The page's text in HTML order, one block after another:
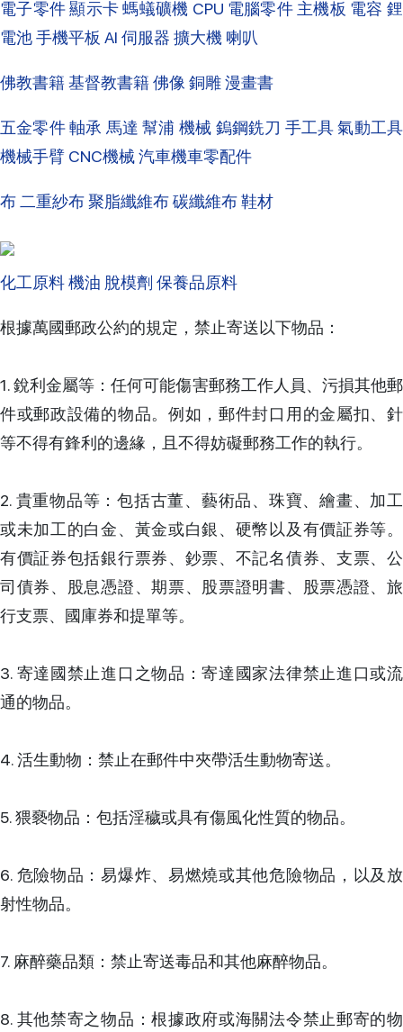
電子零件 顯示卡 螞蟻礦機 CPU 電腦零件 主機板 電容 鋰
電池 手機平板 AI 伺服器 擴大機 喇叭
佛教書籍 基督教書籍 佛像 銅雕 漫畫書
五金零件 軸承 馬達 幫浦 機械 鎢鋼銑刀 手工具 氣動工具
機械手臂 CNC機械 汽車機車零配件
布 二重紗布 聚脂纖維布 碳纖維布 鞋材
化工原料 機油 脫模劑 保養品原料
根據萬國郵政公約的規定，禁止寄送以下物品：
1. 銳利金屬等：任何可能傷害郵務工作人員、污損其他郵
件或郵政設備的物品。例如，郵件封口用的金屬扣、針
等不得有鋒利的邊緣，且不得妨礙郵務工作的執行。
2. 貴重物品等：包括古董、藝術品、珠寶、繪畫、加工
或未加工的白金、黃金或白銀、硬幣以及有價証券等。
有價証券包括銀行票券、鈔票、不記名債券、支票、公
司債券、股息憑證、期票、股票證明書、股票憑證、旅
行支票、國庫券和提單等。
3. 寄達國禁止進口之物品：寄達國家法律禁止進口或流
通的物品。
4. 活生動物：禁止在郵件中夾帶活生動物寄送。
5. 猥褻物品：包括淫穢或具有傷風化性質的物品。
6. 危險物品：易爆炸、易燃燒或其他危險物品，以及放
射性物品。
7. 麻醉藥品類：禁止寄送毒品和其他麻醉物品。
8. 其他禁寄之物品：根據政府或海關法令禁止郵寄的物